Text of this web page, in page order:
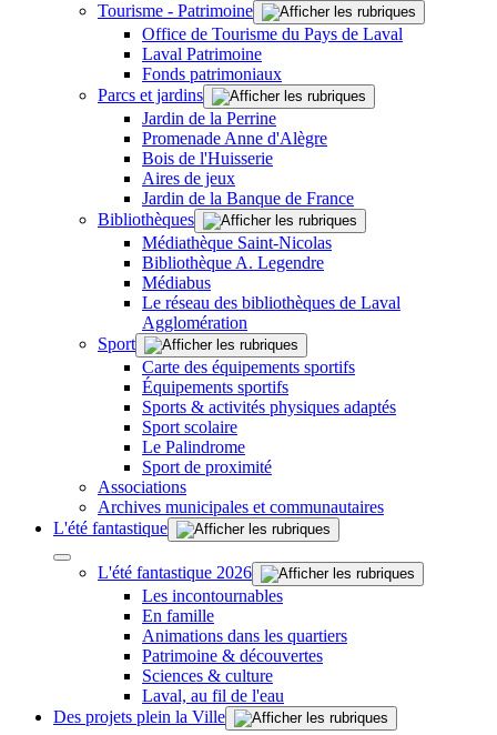
Tourisme - Patrimoine
Office de Tourisme du Pays de Laval
Laval Patrimoine
Fonds patrimoniaux
Parcs et jardins
Jardin de la Perrine
Promenade Anne d'Alègre
Bois de l'Huisserie
Aires de jeux
Jardin de la Banque de France
Bibliothèques
Médiathèque Saint-Nicolas
Bibliothèque A. Legendre
Médiabus
Le réseau des bibliothèques de Laval
Agglomération
Sport
Carte des équipements sportifs
Équipements sportifs
Sports & activités physiques adaptés
Sport scolaire
Le Palindrome
Sport de proximité
Associations
Archives municipales et communautaires
L'été fantastique
L'été fantastique 2026
Les incontournables
En famille
Animations dans les quartiers
Patrimoine & découvertes
Sciences & culture
Laval, au fil de l'eau
Des projets plein la Ville